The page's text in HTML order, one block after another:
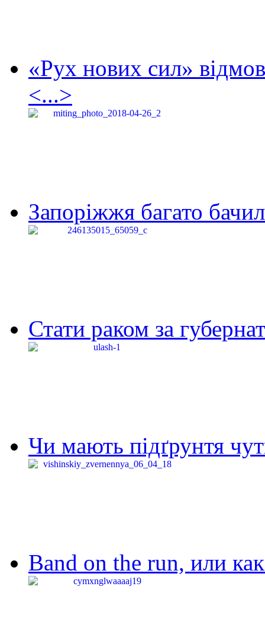
«Рух нових сил»
<...>
Запоріжжя багато
Стати раком за
Чи мають підґрунтя
Band on the run, или